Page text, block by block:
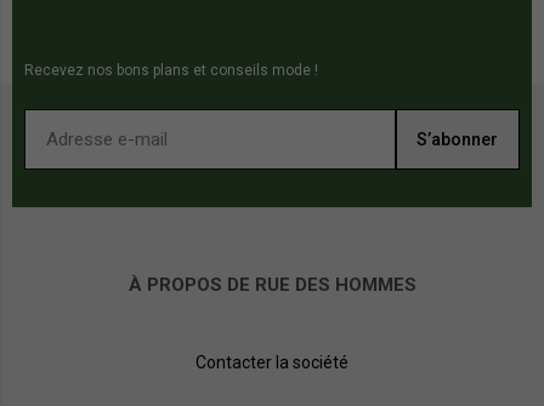
Recevez nos bons plans et conseils mode !
S’abonner
À PROPOS DE RUE DES HOMMES
Contacter la société